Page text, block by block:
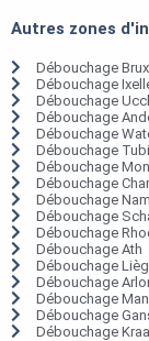
Autres zones
Débouchage
Débouchage
Débouchage
Débouchage
Débouchage
Débouchage
Débouchage
Débouchage
Débouchage
Débouchage
Débouchage
Débouchage Ath
Débouchage
Débouchage
Débouchage
Débouchage
Débouchage